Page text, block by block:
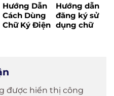
Hướng Dẫn
Cách Dùng
Chữ Ký Điện
Hướng dẫn
đăng ký sử
dụng chữ
được hiển thị công